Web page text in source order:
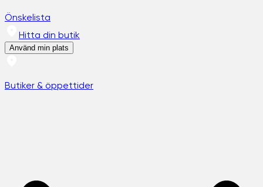
Önskelista
Hitta din butik
Använd min plats
Butiker & öppettider